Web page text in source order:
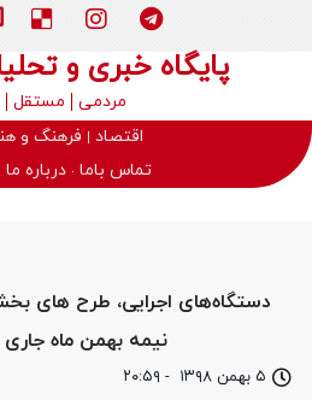
پایگاه خبری و
مردمی مستقل
اقتصاد
فرهنگ و
تماس باما درباره ما
۵ بهمن ۱۳۹۸ - ۲۰:۵۹
دستگاه‌های اجرایی، طرح های
نیمه بهمن ماه جاری